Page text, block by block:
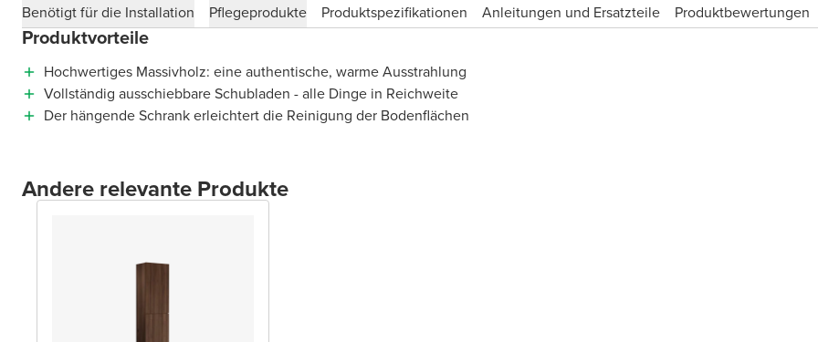
Benötigt für die Installation Pflegeprodukte Produktspezifikationen Anleitungen und Ersatzteile Produktbewertungen
Produktvorteile
Hochwertiges Massivholz: eine authentische, warme Ausstrahlung
Vollständig ausschiebbare Schubladen - alle Dinge in Reichweite
Der hängende Schrank erleichtert die Reinigung der Bodenflächen
Andere relevante Produkte